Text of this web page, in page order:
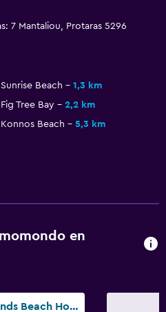
en silla de ruedas
ruedas
7 Mantaliou, Protaras 5296
Sunrise Beach
1,3 km
Fig Tree Bay
2,2 km
Konnos Beach
5,3 km
en
Silver Sands Beach Hotel